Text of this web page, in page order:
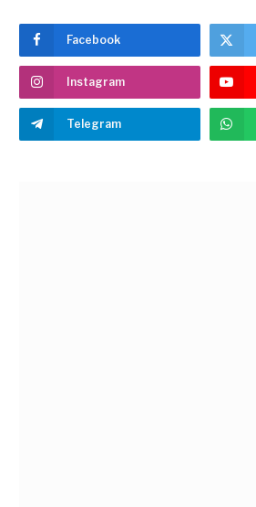
Facebook
Instagram
Telegram